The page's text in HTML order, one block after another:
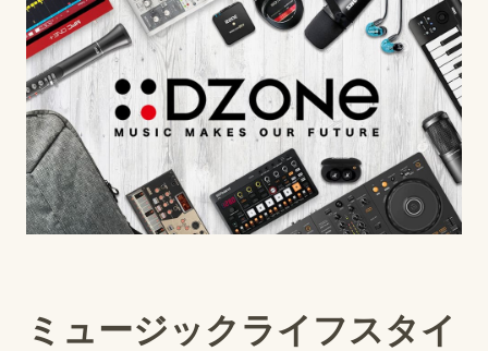
ミュージックライフスタイ